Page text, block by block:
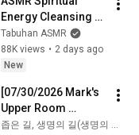
Energy Cleansing
with My Cat 🐾
Purring & Reiki for
Sleep & Stress
Tabuhan ASMR
88K views • 2 days ago
New
[07/30/2026 Mark's
Upper Room
Mountain Retreat]